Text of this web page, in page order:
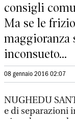
consigli
Ma se le
maggioranza
inconsueto...
08 gennaio 2016 02:07
NUGHEDU
e di separazioni